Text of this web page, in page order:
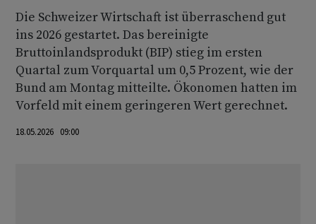
Die Schweizer Wirtschaft ist überraschend gut
ins 2026 gestartet. Das bereinigte
Bruttoinlandsprodukt (BIP) stieg im ersten
Quartal zum Vorquartal um 0,5 Prozent, wie der
Bund am Montag mitteilte. Ökonomen hatten im
Vorfeld mit einem geringeren Wert gerechnet.
18.05.2026 09:00